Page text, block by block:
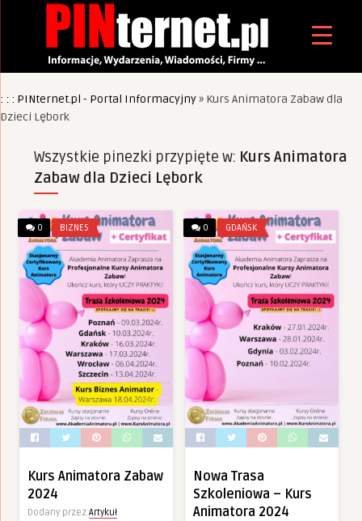
: : : PINternet.pl - Portal Informacyjny» Kurs Animatora Zabaw dla
Dzieci Lębork
Wszystkie pinezki przypięte w: Kurs Animatora
Zabaw dla Dzieci Lębork
0 BIZNES
Kurs Animatora Zabaw
2024
Dodany przez Artykuł
0 GDAŃSK
Nowa Trasa
Szkoleniowa – Kurs
Animatora 2024